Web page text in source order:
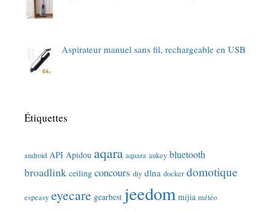
Aspirateur manuel sans fil, rechargeable en USB
Étiquettes
android API Apidou aqara aquara aukey bluetooth
broadlink ceiling concours diy dlna docker domotique
espeasy eyecare gearbest jeedom mijia météo